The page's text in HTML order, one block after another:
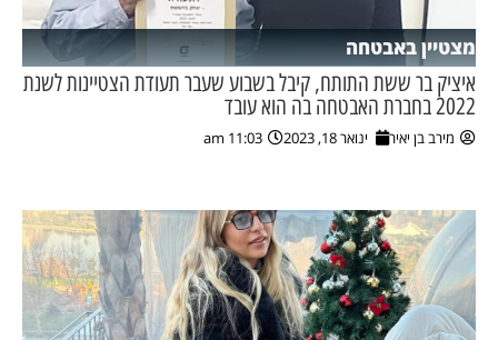
מצטיין באבטחה
איציק בר ששת התותח, קיבל בשבוע שעבר תעודת הצטיינות לשנת
2022 בחברת האבטחה בה הוא עובד
מירב בן יאיר ינואר 18, 2023 11:03 am